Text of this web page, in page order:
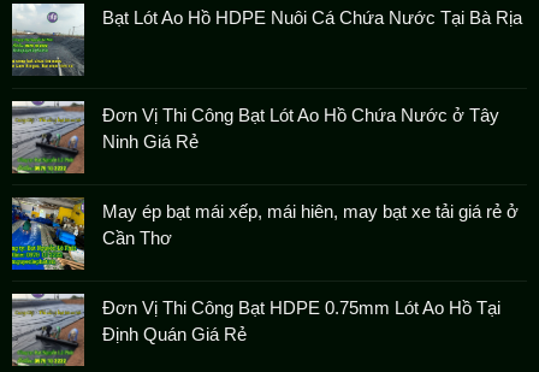
Bạt Lót Ao Hồ HDPE Nuôi Cá Chứa Nước Tại Bà Rịa
Đơn Vị Thi Công Bạt Lót Ao Hồ Chứa Nước ở Tây
Ninh Giá Rẻ
May ép bạt mái xếp, mái hiên, may bạt xe tải giá rẻ ở
Cần Thơ
Đơn Vị Thi Công Bạt HDPE 0.75mm Lót Ao Hồ Tại
Định Quán Giá Rẻ